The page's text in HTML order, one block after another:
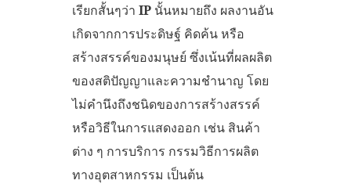
เรียกสั้นๆว่า IP นั้นหมายถึง ผลงานอัน
เกิดจากการประดิษฐ์ คิดค้น หรือ
สร้างสรรค์ของมนุษย์ ซึ่งเน้นที่ผลผลิต
ของสติปัญญาและความชำนาญ โดย
ไม่คำนึงถึงชนิดของการสร้างสรรค์
หรือวิธีในการแสดงออก เช่น สินค้า
ต่าง ๆ การบริการ กรรมวิธีการผลิต
ทางอุตสาหกรรม เป็นต้น